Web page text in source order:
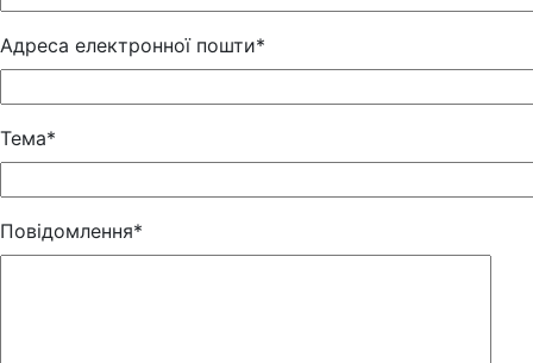
Адреса електронної пошти*
Тема*
Повідомлення*